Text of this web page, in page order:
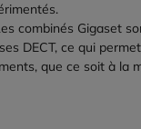
combinés Gigaset
DECT, ce qui
que ce soit à la